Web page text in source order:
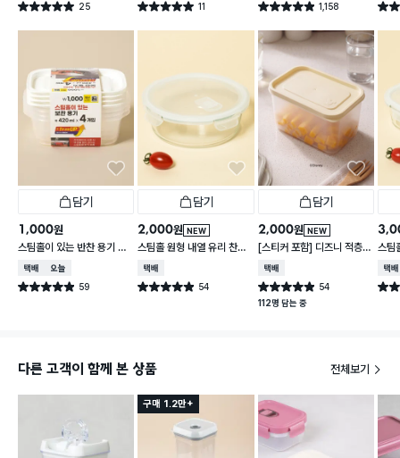
별점 5.0점 25
건 작성 별점 5.0점 11
건 작성 별점 4.9점 1,158
건 작성 별점
담기
1,000원
스팀홀이 있는 반찬 용기 42
0 ml 4개입
택배배송오늘배송
별점 4.9점 59
건 작성
담기
NEW
2,000원
스팀홀 원형 내열 유리 찬통
1 L
택배배송
별점 4.9점 54
건 작성
담기
NEW
2,000원
[스티커 포함] 디즈니 적층
가능한 말랑핏 2.7 L 아이보
택배배송
별점 4.9점 54
건 작성
112명 담는 중
스팀
통
택배
별점
다른 고객이 함께 본 상품 전체보기
구매 1.2만+